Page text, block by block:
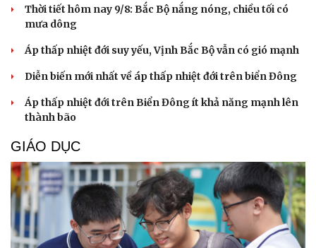
Cải chính
Thời tiết hôm nay 9/8: Bắc Bộ nắng nóng, chiều tối có
mưa dông
Áp thấp nhiệt đới suy yếu, Vịnh Bắc Bộ vẫn có gió mạnh
Diễn biến mới nhất về áp thấp nhiệt đới trên biển Đông
Áp thấp nhiệt đới trên Biển Đông ít khả năng mạnh lên
thành bão
GIÁO DỤC